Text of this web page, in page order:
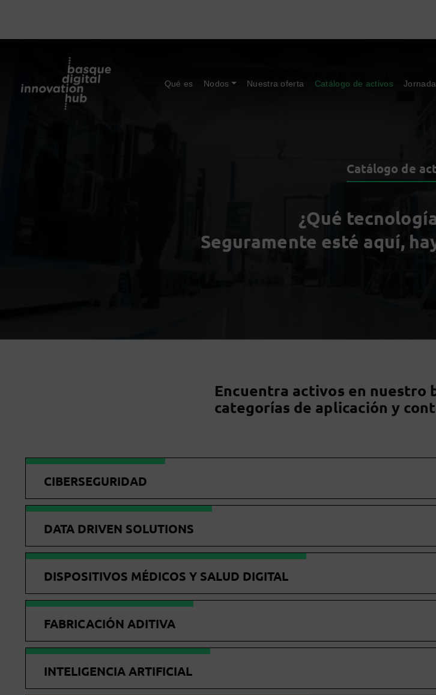
Qué es Nodos Nuestra oferta Catálogo de activos
Catálogo de
¿Qué
Seguramente esté aquí,
Encuentra activos en nuestro
categorías de aplicación y
CIBERSEGURIDAD
DATA DRIVEN SOLUTIONS
DISPOSITIVOS MÉDICOS Y SALUD DIGITAL
FABRICACIÓN ADITIVA
INTELIGENCIA ARTIFICIAL